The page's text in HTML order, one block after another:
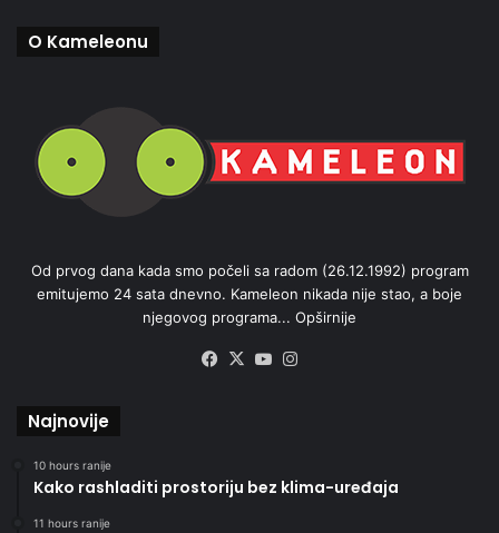
O Kameleonu
Od prvog dana kada smo počeli sa radom (26.12.1992) program
emitujemo 24 sata dnevno. Kameleon nikada nije stao, a boje
njegovog programa... Opširnije
Facebook
X YouTube
Najnovije
10 hours ranije
Kako rashladiti prostoriju bez klima-uređaja
11 hours ranije